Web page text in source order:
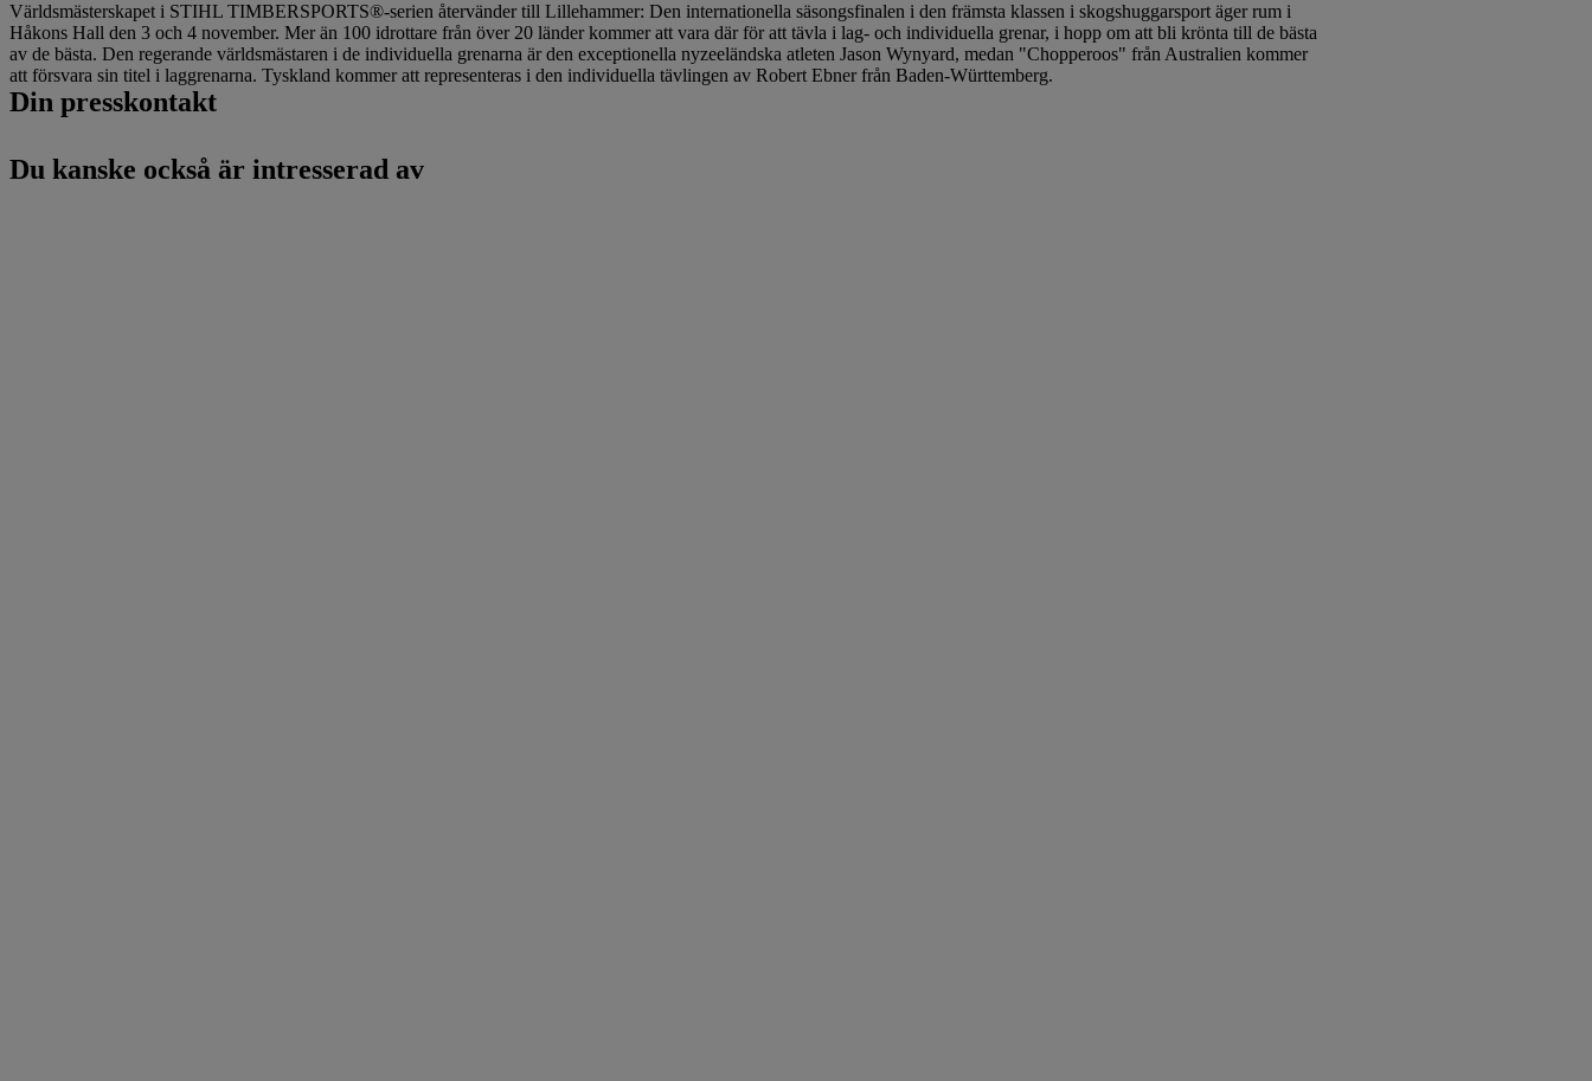
Världsmästerskapet i STIHL TIMBERSPORTS®-serien återvänder till Lillehammer: Den internationella säsongsfinalen i den främsta klassen i skogshuggarsport äger rum i
Håkons Hall den 3 och 4 november. Mer än 100 idrottare från över 20 länder kommer att vara där för att tävla i lag- och individuella grenar, i hopp om att bli krönta till de bästa
av de bästa. Den regerande världsmästaren i de individuella grenarna är den exceptionella nyzeeländska atleten Jason Wynyard, medan "Chopperoos" från Australien kommer
att försvara sin titel i laggrenarna. Tyskland kommer att representeras i den individuella tävlingen av Robert Ebner från Baden-Württemberg.
Din presskontakt
Du kanske också är intresserad av